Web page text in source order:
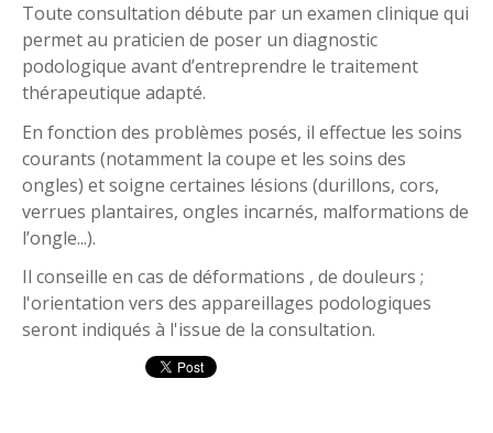
Toute consultation débute par un examen clinique qui
permet au praticien de poser un diagnostic
podologique avant d’entreprendre le traitement
thérapeutique adapté.
En fonction des problèmes posés, il effectue les soins
courants (notamment la coupe et les soins des
ongles) et soigne certaines lésions (durillons, cors,
verrues plantaires, ongles incarnés, malformations de
l’ongle...).
Il conseille en cas de déformations , de douleurs ;
l'orientation vers des appareillages podologiques
seront indiqués à l'issue de la consultation.